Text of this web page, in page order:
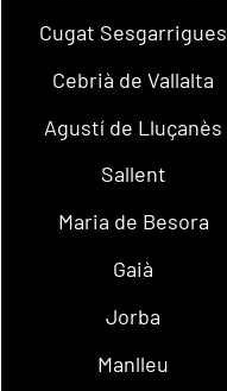
Cugat Sesgarrigues
Cebrià de Vallalta
Agustí de Lluçanès
Sallent
Maria de Besora
Gaià
Jorba
Manlleu